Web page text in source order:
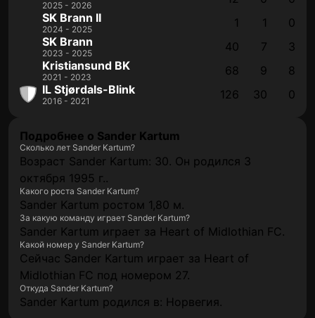
2025 - 2026
SK Brann II
2024 - 2025 1 1
0
SK Brann
2023 - 2025 40 7
3
Kristiansund BK
2021 - 2023 68 9
8
IL Stjørdals-Blink
2016 - 2021 126 30 0
Подробнее о Sander Kartum
Сколько лет Sander Kartum?
Возраст Sander Kartum: 30. Он родился 3
октября 1995 г..
Какого роста Sander Kartum?
Sander Kartum ростом 1,80 м.
За какую команду играет Sander Kartum?
Sander Kartum играет за Heart of Midlothian FC.
Какой номер у Sander Kartum?
Сейчас Sander Kartum играет за Heart of
Midlothian FC под номером 27.
Откуда Sander Kartum?
Sander Kartum родился в: Норвегия.